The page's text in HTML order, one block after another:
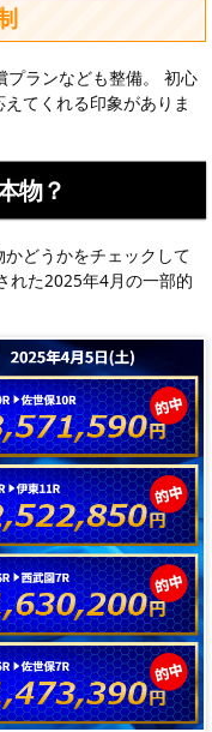
プランなども整備。 初心
てくれる印象がありま
物？
どうかをチェックして
れた2025年4月の一部的